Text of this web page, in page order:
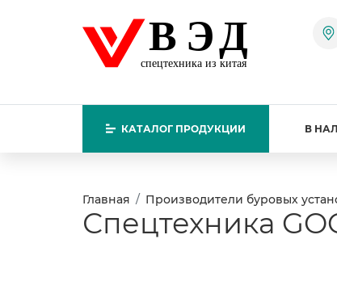
ВЭД
спецтехника из китая
КАТАЛОГ ПРОДУКЦИИ В
Главная Производители буровых
Спецтехника